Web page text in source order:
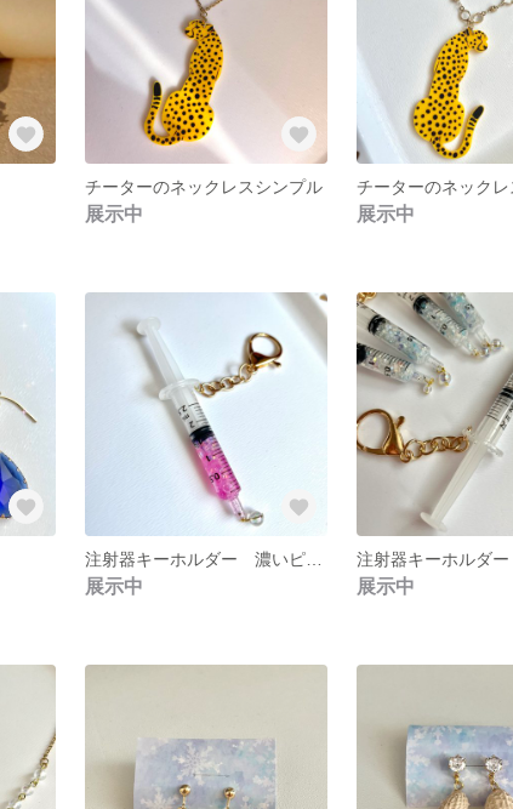
チーターのネックレスシンプル
展示中
チーターのネックレ
展示中
注射器キーホルダー 濃いピンク
展示中
注射器キーホルダー
展示中